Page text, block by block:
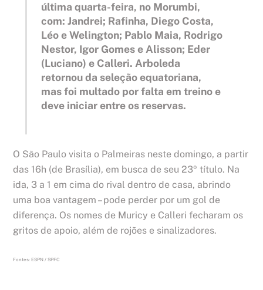
última quarta-feira, no Morumbi,
com: Jandrei; Rafinha, Diego Costa,
Léo e Welington; Pablo Maia, Rodrigo
Nestor, Igor Gomes e Alisson; Eder
(Luciano) e Calleri. Arboleda
retornou da seleção equatoriana,
mas foi multado por falta em treino e
deve iniciar entre os reservas.
O São Paulo visita o Palmeiras neste domingo, a partir
das 16h (de Brasília), em busca de seu 23º título. Na
ida, 3 a 1 em cima do rival dentro de casa, abrindo
uma boa vantagem – pode perder por um gol de
diferença. Os nomes de Muricy e Calleri fecharam os
gritos de apoio, além de rojões e sinalizadores.
Fontes: ESPN / SPFC